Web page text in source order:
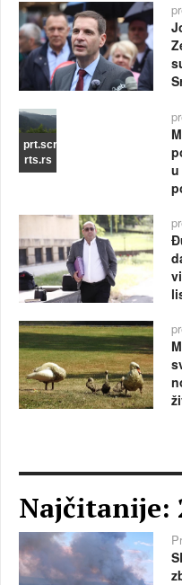
prt.scr
rts.rs
u
Najčitanije: